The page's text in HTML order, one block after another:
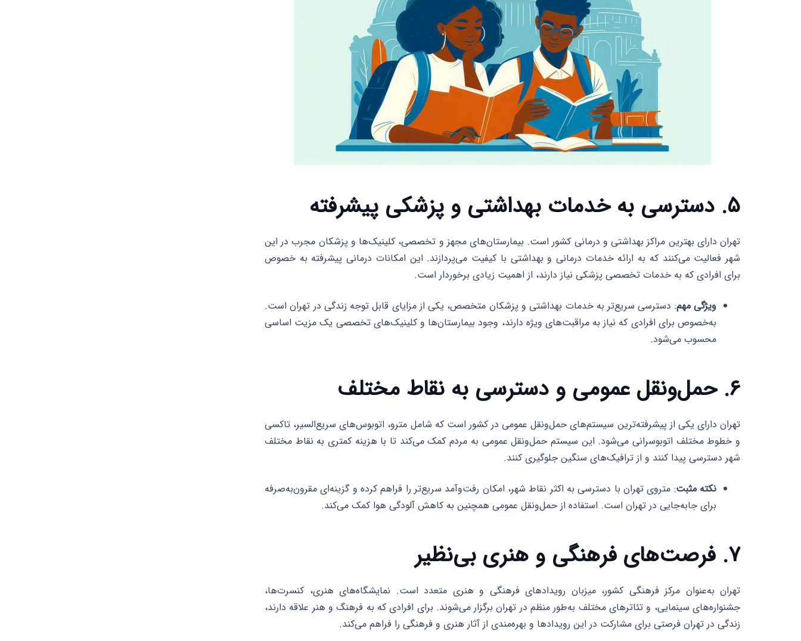
۵. دسترسی به خدمات بهداشتی و پزشکی پیشرفته
تهران دارای بهترین مراکز بهداشتی و درمانی کشور است. بیمارستان‌های مجهز و تخصصی، کلینیک‌ها و پزشکان مجرب در این
شهر فعالیت می‌کنند که به ارائه خدمات درمانی و بهداشتی با کیفیت می‌پردازند. این امکانات درمانی پیشرفته به خصوص
برای افرادی که به خدمات تخصصی پزشکی نیاز دارند، از اهمیت زیادی برخوردار است.
ویژگی مهم: دسترسی سریع‌تر به خدمات بهداشتی و پزشکان متخصص، یکی از مزایای قابل توجه زندگی در تهران است.
به‌خصوص برای افرادی که نیاز به مراقبت‌های ویژه دارند، وجود بیمارستان‌ها و کلینیک‌های تخصصی یک مزیت اساسی
محسوب می‌شود.
۶. حمل‌ونقل عمومی و دسترسی به نقاط مختلف
تهران دارای یکی از پیشرفته‌ترین سیستم‌های حمل‌ونقل عمومی در کشور است که شامل مترو، اتوبوس‌های سریع‌السیر، تاکسی
و خطوط مختلف اتوبوسرانی می‌شود. این سیستم حمل‌ونقل عمومی به مردم کمک می‌کند تا با هزینه کمتری به نقاط مختلف
شهر دسترسی پیدا کنند و از ترافیک‌های سنگین جلوگیری کنند.
نکته مثبت: متروی تهران با دسترسی به اکثر نقاط شهر، امکان رفت‌وآمد سریع‌تر را فراهم کرده و گزینه‌ای مقرون‌به‌صرفه
برای جابه‌جایی در تهران است. استفاده از حمل‌ونقل عمومی همچنین به کاهش آلودگی هوا کمک می‌کند.
۷. فرصت‌های فرهنگی و هنری بی‌نظیر
تهران به‌عنوان مرکز فرهنگی کشور، میزبان رویدادهای فرهنگی و هنری متعدد است. نمایشگاه‌های هنری، کنسرت‌ها،
جشنواره‌های سینمایی، و تئاترهای مختلف به‌طور منظم در تهران برگزار می‌شوند. برای افرادی که به فرهنگ و هنر علاقه دارند،
زندگی در تهران فرصتی برای مشارکت در این رویدادها و بهره‌مندی از آثار هنری و فرهنگی را فراهم می‌کند.